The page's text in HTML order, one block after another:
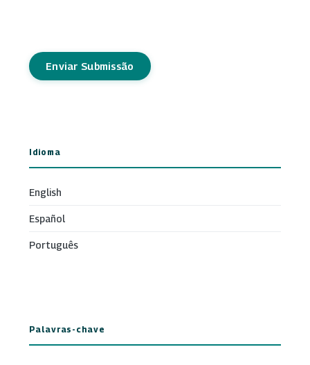
Enviar Submissão
Idioma
English
Español
Português
Palavras-chave